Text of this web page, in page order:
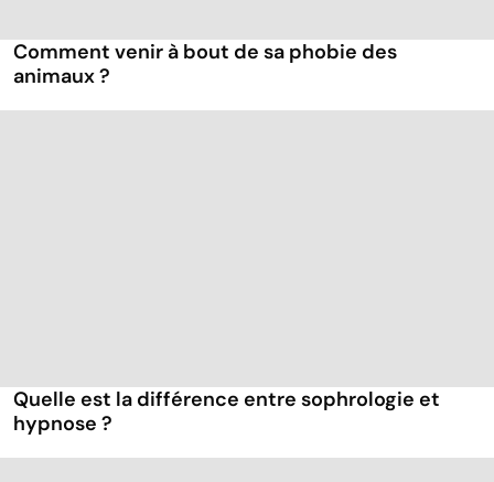
Comment venir à bout de sa phobie des
animaux ?
Quelle est la différence entre sophrologie et
hypnose ?